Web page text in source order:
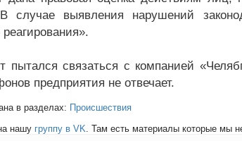
случае выявления нарушений
реагирования».
пытался связаться с компанией
предприятия не отвечает.
в разделах: Происшествия
нашу группу в VK. Там есть материалы которые мы